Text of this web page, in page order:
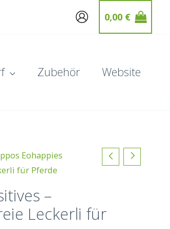
0,00 €
Zubehör Website
Eohappies
für Pferde
–
Leckerli für